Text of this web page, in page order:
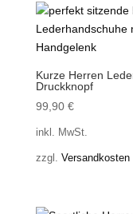
Kurze Herren
Druckknopf
99,90 €
inkl. MwSt.
zzgl. Versandkosten